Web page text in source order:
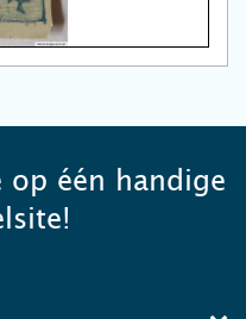
één handige